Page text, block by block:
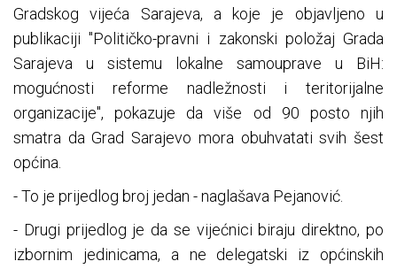
Gradskog vijeća Sarajeva, a koje je objavljeno u
publikaciji "Političko-pravni i zakonski položaj Grada
Sarajeva u sistemu lokalne samouprave u BiH:
mogućnosti reforme nadležnosti i teritorijalne
organizacije", pokazuje da više od 90 posto njih
smatra da Grad Sarajevo mora obuhvatati svih šest
općina.
- To je prijedlog broj jedan - naglašava Pejanović.
- Drugi prijedlog je da se vijećnici biraju direktno, po
izbornim jedinicama, a ne delegatski iz općinskih